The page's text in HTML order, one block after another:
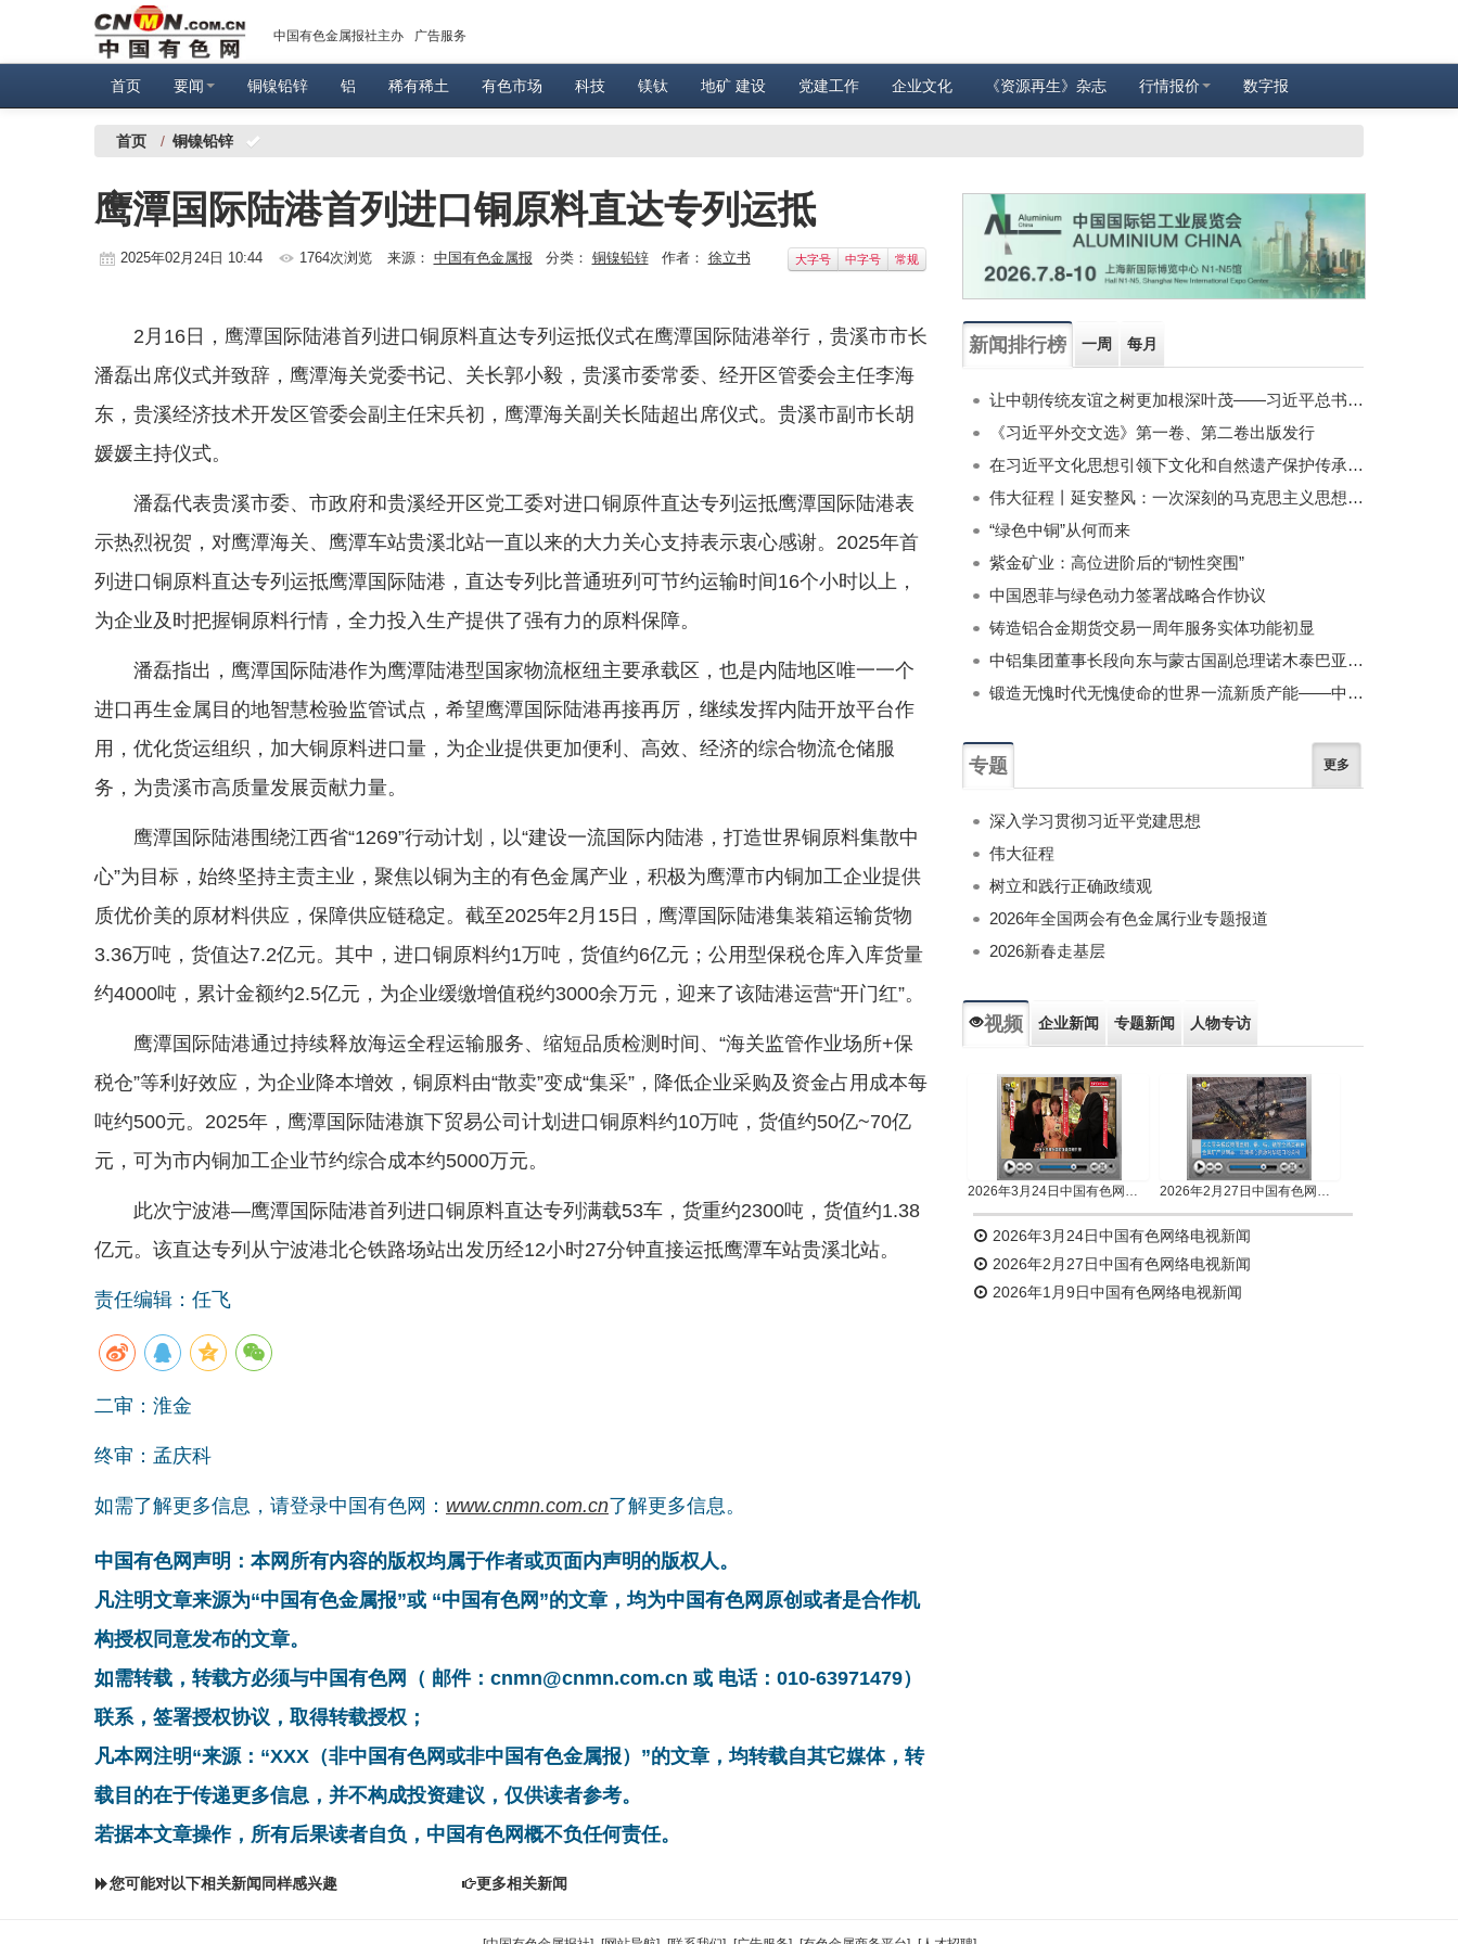
中国有色金属报社主办 广告服务
首页 要闻 铜镍铅锌 铝 稀有稀土 有色市场 科技 镁钛 地矿 建设 党建工作 企业文化 《资源再生》杂志 行情报价 数字报
首页 / 铜镍铅锌
鹰潭国际陆港首列进口铜原料直达专列运抵
2025年02月24日 10:44 1764次浏览 来源： 中国有色金属报 分类： 铜镍铅锌作者： 徐立书 大字号 中字号 常规
2月16日，鹰潭国际陆港首列进口铜原料直达专列运抵仪式在鹰潭国际陆港举行，贵溪市市长
潘磊出席仪式并致辞，鹰潭海关党委书记、关长郭小毅，贵溪市委常委、经开区管委会主任李海
东，贵溪经济技术开发区管委会副主任宋兵初，鹰潭海关副关长陆超出席仪式。贵溪市副市长胡
媛媛主持仪式。
潘磊代表贵溪市委、市政府和贵溪经开区党工委对进口铜原件直达专列运抵鹰潭国际陆港表
示热烈祝贺，对鹰潭海关、鹰潭车站贵溪北站一直以来的大力关心支持表示衷心感谢。2025年首
列进口铜原料直达专列运抵鹰潭国际陆港，直达专列比普通班列可节约运输时间16个小时以上，
为企业及时把握铜原料行情，全力投入生产提供了强有力的原料保障。
潘磊指出，鹰潭国际陆港作为鹰潭陆港型国家物流枢纽主要承载区，也是内陆地区唯一一个
进口再生金属目的地智慧检验监管试点，希望鹰潭国际陆港再接再厉，继续发挥内陆开放平台作
用，优化货运组织，加大铜原料进口量，为企业提供更加便利、高效、经济的综合物流仓储服
务，为贵溪市高质量发展贡献力量。
鹰潭国际陆港围绕江西省“1269”行动计划，以“建设一流国际内陆港，打造世界铜原料集散中
心”为目标，始终坚持主责主业，聚焦以铜为主的有色金属产业，积极为鹰潭市内铜加工企业提供
质优价美的原材料供应，保障供应链稳定。截至2025年2月15日，鹰潭国际陆港集装箱运输货物
3.36万吨，货值达7.2亿元。其中，进口铜原料约1万吨，货值约6亿元；公用型保税仓库入库货量
约4000吨，累计金额约2.5亿元，为企业缓缴增值税约3000余万元，迎来了该陆港运营“开门红”。
鹰潭国际陆港通过持续释放海运全程运输服务、缩短品质检测时间、“海关监管作业场所+保
税仓”等利好效应，为企业降本增效，铜原料由“散卖”变成“集采”，降低企业采购及资金占用成本每
吨约500元。2025年，鹰潭国际陆港旗下贸易公司计划进口铜原料约10万吨，货值约50亿~70亿
元，可为市内铜加工企业节约综合成本约5000万元。
此次宁波港—鹰潭国际陆港首列进口铜原料直达专列满载53车，货重约2300吨，货值约1.38
亿元。该直达专列从宁波港北仑铁路场站出发历经12小时27分钟直接运抵鹰潭车站贵溪北站。
责任编辑：任飞
二审：淮金
终审：孟庆科
如需了解更多信息，请登录中国有色网： www.cnmn.com.cn了解更多信息。
中国有色网声明：本网所有内容的版权均属于作者或页面内声明的版权人。
凡注明文章来源为“中国有色金属报”或 “中国有色网”的文章，均为中国有色网原创或者是合作机
构授权同意发布的文章。
如需转载，转载方必须与中国有色网（ 邮件：cnmn@cnmn.com.cn 或 电话：010-63971479）
联系，签署授权协议，取得转载授权；
凡本网注明“来源：“XXX（非中国有色网或非中国有色金属报）”的文章，均转载自其它媒体，转
载目的在于传递更多信息，并不构成投资建议，仅供读者参考。
若据本文章操作，所有后果读者自负，中国有色网概不负任何责任。
您可能对以下相关新闻同样感兴趣 更多相关新闻
新闻排行榜 一周 每月
让中朝传统友谊之树更加根深叶茂——习近平总书记对朝鲜进行国事访问纪实
《习近平外交文选》第一卷、第二卷出版发行
在习近平文化思想引领下文化和自然遗产保护传承利用工作开创新局面
伟大征程丨延安整风：一次深刻的马克思主义思想教育运动
“绿色中铜”从何而来
紫金矿业：高位进阶后的“韧性突围”
中国恩菲与绿色动力签署战略合作协议
铸造铝合金期货交易一周年服务实体功能初显
中铝集团董事长段向东与蒙古国副总理诺木泰巴亚尔举行会谈
锻造无愧时代无愧使命的世界一流新质产能——中国有色金属工业的战略应对与破局之道（二）
专题 更多
深入学习贯彻习近平党建思想
伟大征程
树立和践行正确政绩观
2026年全国两会有色金属行业专题报道
2026新春走基层
视频 企业新闻 专题新闻 人物专访
2026年3月24日中国有色网络电视新闻 2026年2月27日中国有色网络电视新闻
2026年3月24日中国有色网络电视新闻
2026年2月27日中国有色网络电视新闻
2026年1月9日中国有色网络电视新闻